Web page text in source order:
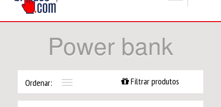
Power bank
Ordenar:
Toggle
navigation
Filtrar produtos